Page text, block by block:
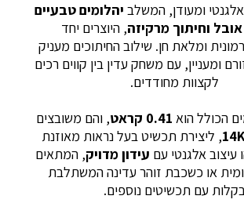
אלגנטי ומעודן, המשלב יהלומים טבעיים
וחיתוך מרקיזה, היוצרים יחד
ומלאת חן. שילוב החיתוכים מעניק
ומעניין, עם משחק עדין בין קווים רכים
לקצוות מחודדים.
הכולל הוא 0.41 קראט
, והם משובצים
, ליצירת תכשיט בעל נראות מאוזנת
עיצוב אלגנטי עם עידון מדויק, המתאים
או כשכבת זוהר עדינה המשתלבת
עם תכשיטים נוספים.